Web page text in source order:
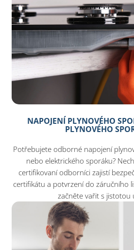
NAPOJENÍ PLYNOVÉHO
PLYNOVÉHO
Potřebujete odborné napojení
nebo elektrického sporáku?
certifikovaní odborníci zajistí
certifikátu a potvrzení do záručního
začněte vařit s jistotou